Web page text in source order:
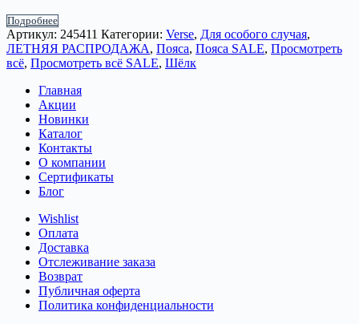
Подробнее
Артикул: 245411 Категории: Verse, Для особого случая,
ЛЕТНЯЯ РАСПРОДАЖА, Пояса, Пояса SALE, Просмотреть
всё, Просмотреть всё SALE, Шёлк
Главная
Акции
Новинки
Каталог
Контакты
О компании
Сертификаты
Блог
Wishlist
Оплата
Доставка
Отслеживание заказа
Возврат
Публичная оферта
Политика конфиденциальности